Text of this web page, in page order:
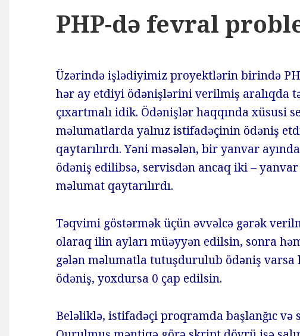
PHP-də fevral
Üzərində işlədiyimiz proyektlərin birində
hər ay etdiyi ödənişlərini verilmiş aralıqda
çıxartmalı idik. Ödənişlər haqqında xüsusi
məlumatlarda yalnız istifadəçinin ödəniş
qaytarılırdı. Yəni məsələn, bir yanvar
ödəniş edilibsə, servisdən ancaq iki – yanvar
məlumat qaytarılırdı.
Təqvimi göstərmək üçün əvvəlcə gərək
olaraq ilin ayları müəyyən edilsin, sonra
gələn məlumatla tutuşdurulub ödəniş varsa
ödəniş, yoxdursa 0 çap edilsin.
Beləliklə, istifadəçi proqramda başlanğıc və